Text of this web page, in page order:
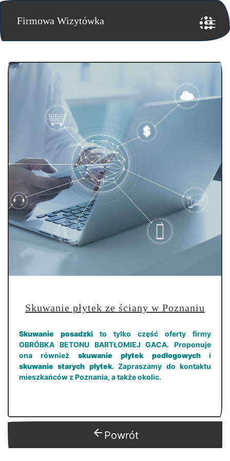
Firmowa Wizytówka
Skuwanie płytek ze ściany w Poznaniu
Skuwanie posadzki to tylko część oferty firmy
OBRÓBKA BETONU BARTŁOMIEJ GACA. Proponuje
ona również skuwanie płytek podłogowychi
skuwanie starych płytek. Zapraszamy do kontaktu
mieszkańców z Poznania, a także okolic.
arrow_back Powrót